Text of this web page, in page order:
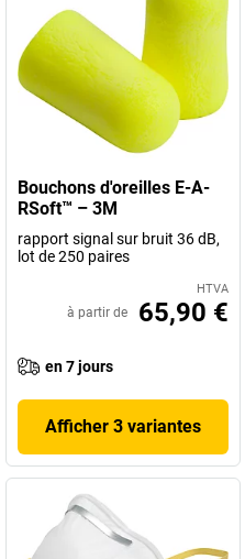
Bouchons d'oreilles E-A-
RSoft™ – 3M
rapport signal sur bruit 36 dB,
lot de 250 paires
HTVA
à partir de 65,90 €
en 7 jours
Afficher 3 variantes